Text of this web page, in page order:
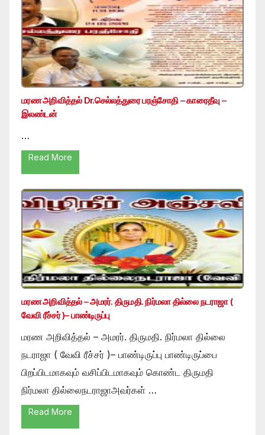
மரண அறிவித்தல் Dr.செல்லத்துரை பரஞ்சோதி – காரைதீவு –
இலண்டன்
…
Read More
மரண அறிவித்தல் – அமரர். திருமதி. நிர்மலா தில்லை நடராஜா (
வேவி ரீச்சர் )– பாண்டிருப்பு
மரண அறிவித்தல் – அமரர். திருமதி. நிர்மலா தில்லை
நடராஜா ( வேவி ரீச்சர் )– பாண்டிருப்பு பாண்டிருப்பை
பிறப்பிடமாகவும் வசிப்பிடமாகவும் கொண்ட திருமதி
நிர்மலா தில்லைநடராஜாஅவர்கள் …
Read More